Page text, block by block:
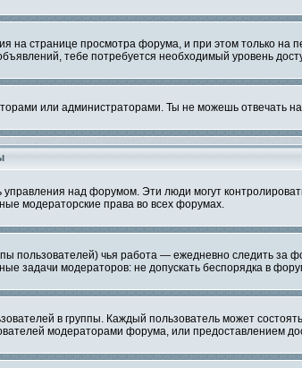
на странице просмотра форума, и при этом только на
тебе потребуется необходимый уровень
или администраторами. Ты не можешь отвечать
над форумом. Эти люди могут
модераторские права во всех форумах.
пользователей) чья работа — ежедневно следить за
задачи модераторов: не допускать беспорядка в
в группы. Каждый пользователь может
модераторами форума, или предоставлением